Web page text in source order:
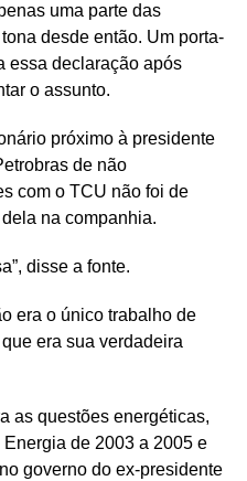
uma parte das
desde então. Um porta-
essa declaração após
o assunto.
próximo à presidente
de não
com o TCU não foi de
na companhia.
disse a fonte.
era o único trabalho de
era sua verdadeira
as questões energéticas,
de 2003 a 2005 e
governo do ex-presidente